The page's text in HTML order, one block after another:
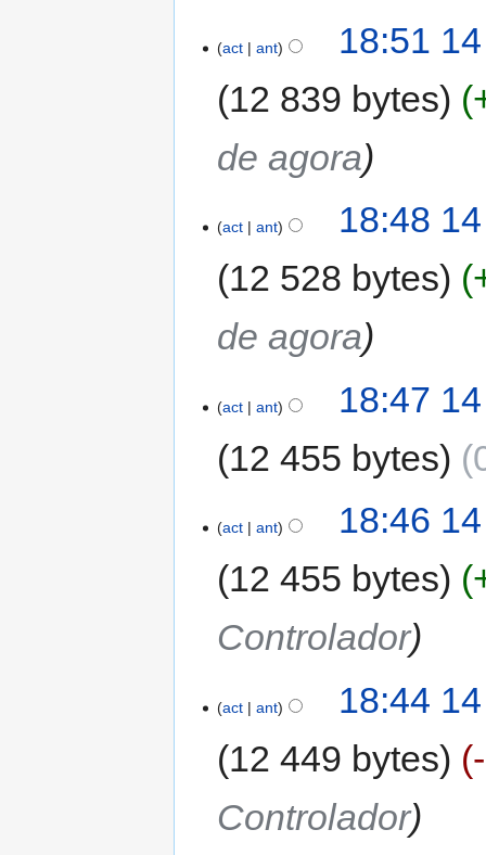
act ant
18:51
12 839 bytes
de agora
act ant
18:48
12 528 bytes
de agora
act ant
18:47
12 455 bytes
act ant
18:46
12 455 bytes
Controlador
act ant
18:44
12 449 bytes
Controlador